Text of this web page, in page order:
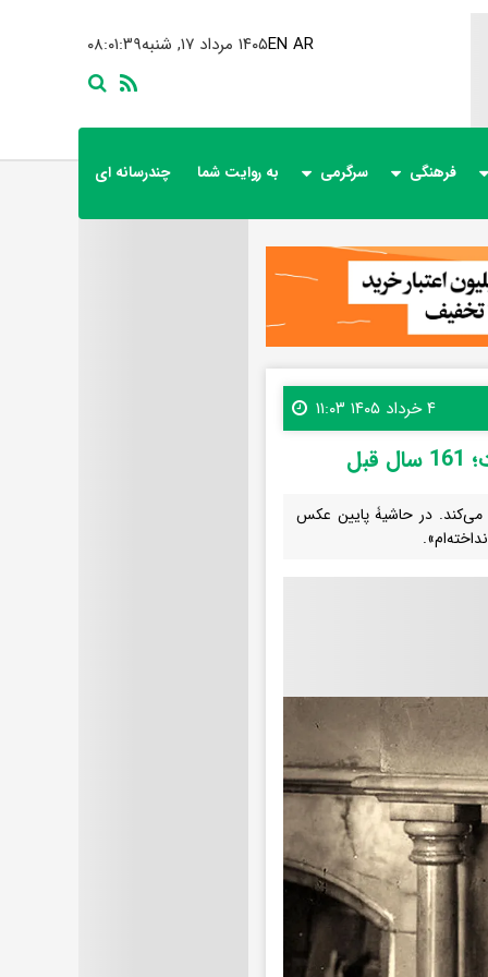
۰۸:۰۱:۴۰ ۱۴۰۵ مرداد ۱۷, شنبهEN AR
فرهنگی سرگرمی به روایت شما چندرسانه ای
۴ خرداد ۱۴۰۵ ۱۱:۰۳
جوانی‌اش در دهۀ 1240 شمسی ملاحظه می‌کند. در حاشیۀ پایین عکس